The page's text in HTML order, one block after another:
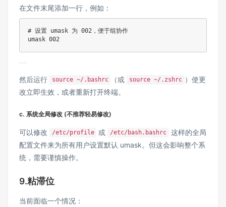
在文件末尾添加一行，例如：
# 设置 umask 为 002，便于组协作
umask 002
然后运行 source ~/.bashrc （或 source ~/.zshrc ）使更
改立即生效，或者重新打开终端。
c. 系统全局修改 (不推荐轻易修改)
可以修改 /etc/profile 或 /etc/bash.bashrc
这样的全局
配置文件来为所有用户设置默认 umask。但这会影响整个系
统，需要谨慎操作。
9.粘滞位
当前面临一个情况：